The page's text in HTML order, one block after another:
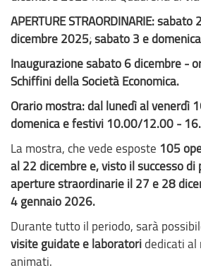
APERTURE STRAORDINARIE:
dicembre 2025; sabato 3 e
Inaugurazione sabato 6 dicembre -
Schiffini della Società Economica.
Orario mostra: dal lunedì al venerdì
domenica e festivi 10.00/12.00 -
La mostra, che vede esposte 105
al 22 dicembre e, visto il successo di
aperture straordinarie il 27 e 28
4 gennaio 2026.
Durante tutto il periodo, sarà
visite guidate e laboratoridedicati al
animati.